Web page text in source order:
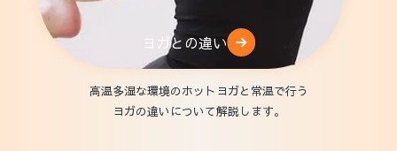
ヨガとの違い
高温多湿な環境のホットヨガと常温で行う
ヨガの違いについて解説します。